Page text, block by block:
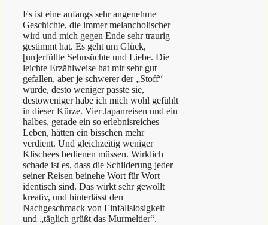
Es ist eine anfangs sehr angenehme
Geschichte, die immer melancholischer
wird und mich gegen Ende sehr traurig
gestimmt hat. Es geht um Glück,
[un]erfüllte Sehnsüchte und Liebe. Die
leichte Erzählweise hat mir sehr gut
gefallen, aber je schwerer der „Stoff“
wurde, desto weniger passte sie,
destoweniger habe ich mich wohl gefühlt
in dieser Kürze. Vier Japanreisen und ein
halbes, gerade ein so erlebnisreiches
Leben, hätten ein bisschen mehr
verdient. Und gleichzeitig weniger
Klischees bedienen müssen. Wirklich
schade ist es, dass die Schilderung jeder
seiner Reisen beinehe Wort für Wort
identisch sind. Das wirkt sehr gewollt
kreativ, und hinterlässt den
Nachgeschmack von Einfallslosigkeit
und „täglich grüßt das Murmeltier“.